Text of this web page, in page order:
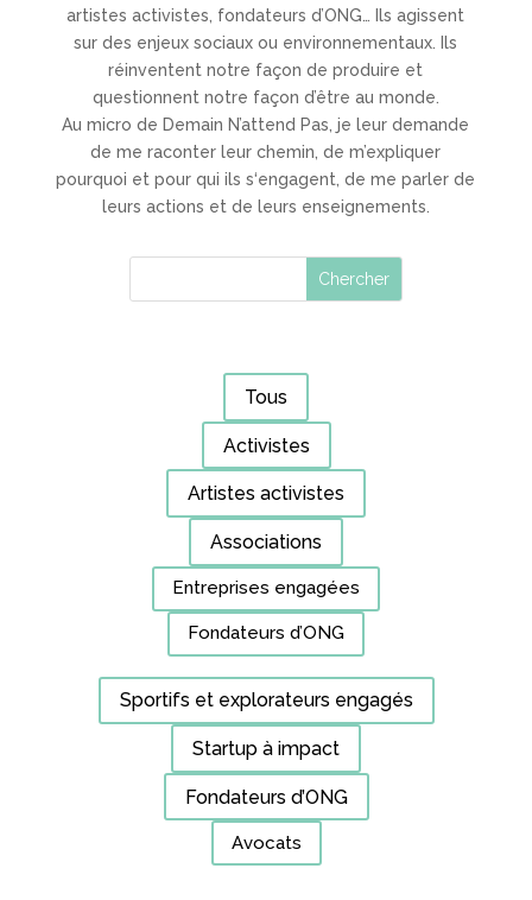
artistes activistes, fondateurs d’ONG… Ils agissent
sur des enjeux sociaux ou environnementaux. Ils
réinventent notre façon de produire et
questionnent notre façon d’être au monde.
Au micro de Demain N’attend Pas, je leur demande
de me raconter leur chemin, de m’expliquer
pourquoi et pour qui ils s‘engagent, de me parler de
leurs actions et de leurs enseignements.
Tous
Activistes
Artistes activistes
Associations
Entreprises engagées
Fondateurs d’ONG
Sportifs et explorateurs engagés
Startup à impact
Fondateurs d’ONG
Avocats